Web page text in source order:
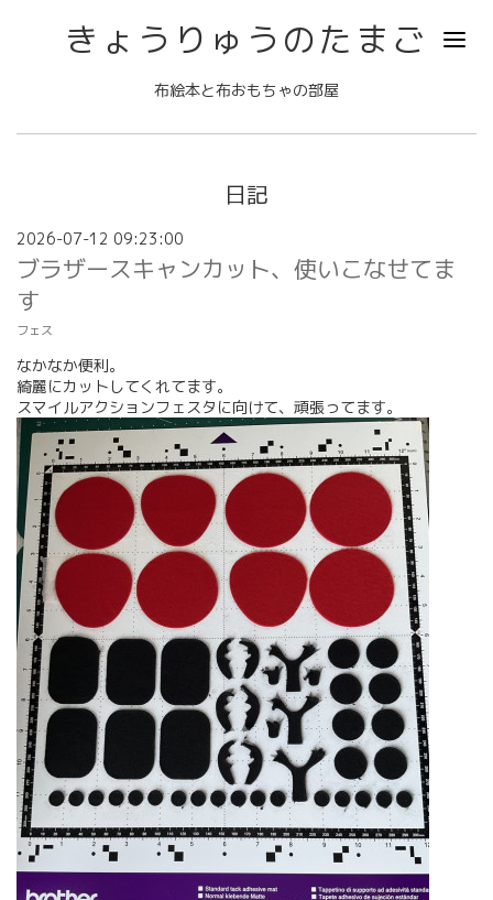
きょうりゅうのたまご
布絵本と布おもちゃの部屋
日記
2026-07-12 09:23:00
ブラザースキャンカット、使いこなせてま
す
フェス
なかなか便利。
綺麗にカットしてくれてます。
スマイルアクションフェスタに向けて、頑張ってます。